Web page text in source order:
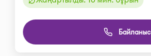
Байланыс